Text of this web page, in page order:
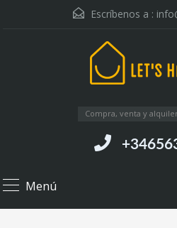
Escríbenos a :
Compra, venta y
Menú